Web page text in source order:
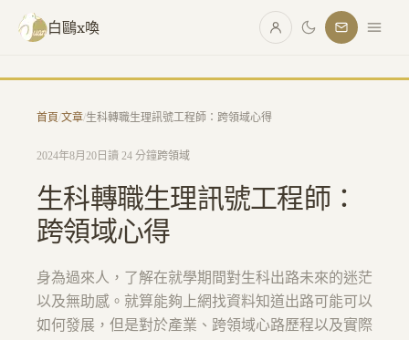
跳至主要內容
白鷗x喚
首頁/文章/生科轉職生理訊號工程師：跨領域心得
2024年8月20日 讀 24 分鐘跨領域
生科轉職生理訊號工程師：
跨領域心得
身為過來人，了解在就學期間對生科出路未來的迷茫
以及無助感。就算能夠上網找資料知道出路可能可以
如何發展，但是對於產業、跨領域心路歷程以及實際